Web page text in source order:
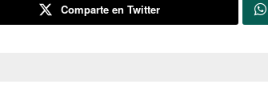
Comparte en Twitter